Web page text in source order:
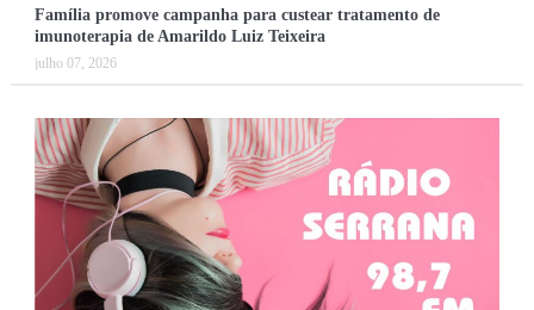
Família promove campanha para custear tratamento de
imunoterapia de Amarildo Luiz Teixeira
julho 07, 2026